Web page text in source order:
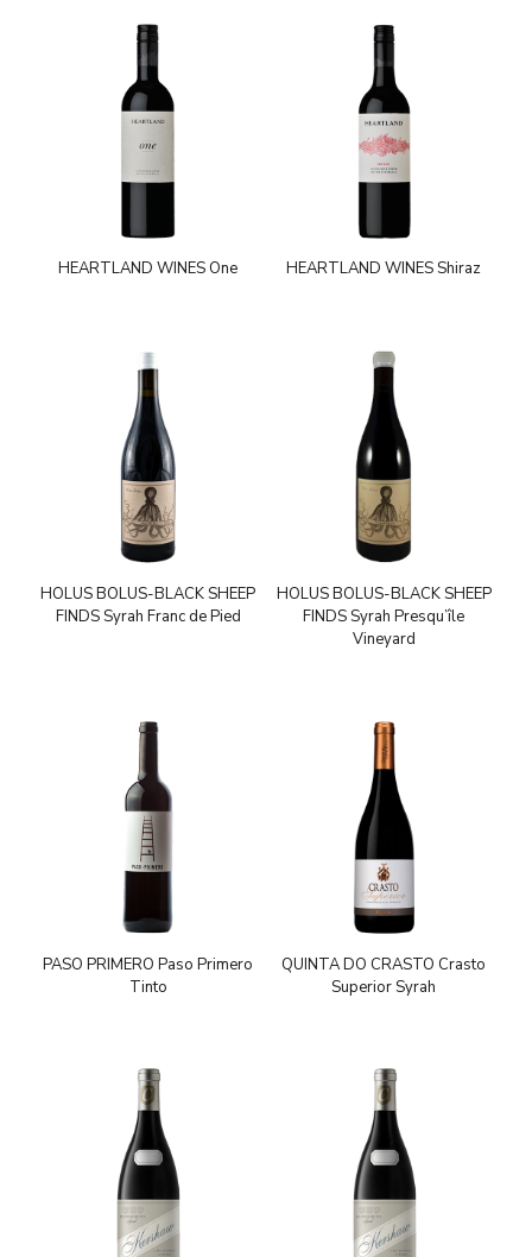
HEARTLAND WINES One HEARTLAND WINES Shiraz
HOLUS BOLUS-BLACK SHEEP
FINDS Syrah Franc de Pied
HOLUS BOLUS-BLACK SHEEP
FINDS Syrah Presqu’île
Vineyard
PASO PRIMERO Paso Primero
Tinto
QUINTA DO CRASTO Crasto
Superior Syrah